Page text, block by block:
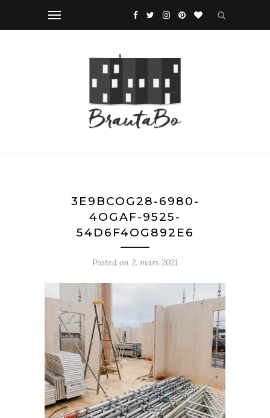
3E9BCOG28-6980-
4OGAF-9525-
54D6F4OG892E6
Posted on 2. mars 2021